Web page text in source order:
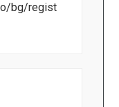
bg/regist